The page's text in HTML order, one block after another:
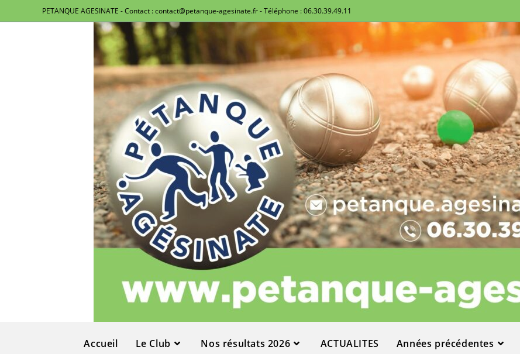
PETANQUE AGESINATE - Contact : contact@petanque-agesinate.fr - Téléphone : 06.30.39.49.11
Accueil Le Club Nos résultats 2026 ACTUALITES Années précédentes